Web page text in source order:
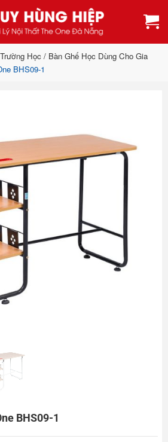
Học / Bàn Ghế Học Dùng Cho Gia
BHS09-1
BHS09-1